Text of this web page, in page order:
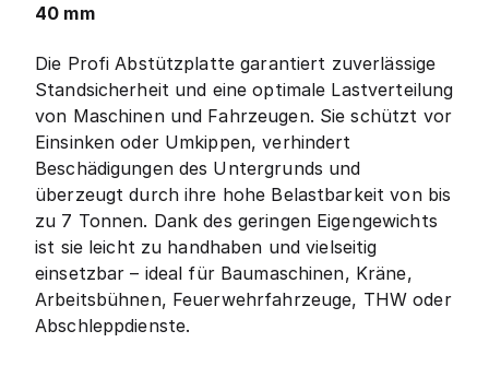
40 mm
Die Profi Abstützplatte garantiert zuverlässige
Standsicherheit und eine optimale Lastverteilung
von Maschinen und Fahrzeugen. Sie schützt vor
Einsinken oder Umkippen, verhindert
Beschädigungen des Untergrunds und
überzeugt durch ihre hohe Belastbarkeit von bis
zu 7 Tonnen. Dank des geringen Eigengewichts
ist sie leicht zu handhaben und vielseitig
einsetzbar – ideal für Baumaschinen, Kräne,
Arbeitsbühnen, Feuerwehrfahrzeuge, THW oder
Abschleppdienste.